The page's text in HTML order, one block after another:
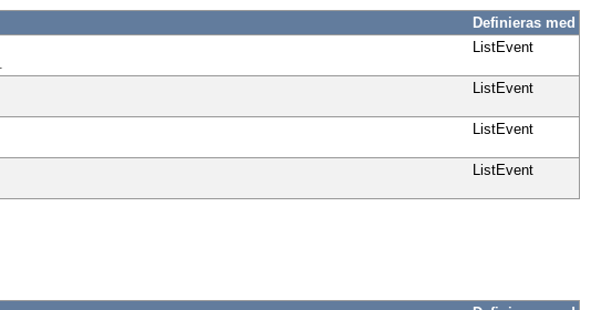
Definieras med
ListEvent
ListEvent
ListEvent
ListEvent